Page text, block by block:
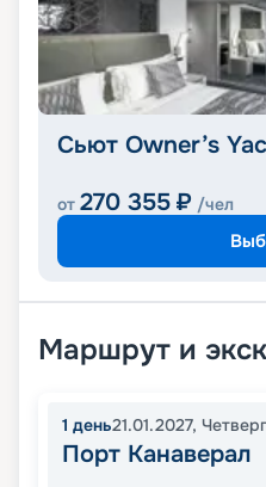
Сьют Owner’s
от 270 355 ₽ /чел
Маршрут и
1 день21.01.2027, Четверг
Порт Канаверал